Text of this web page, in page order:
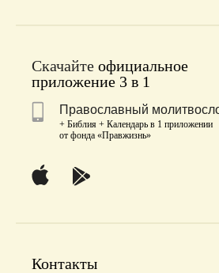
Скачайте официальное
приложение 3 в 1
Православный
+ Библия + Календарь в 1 приложении
от фонда «Правжизнь»
Контакты